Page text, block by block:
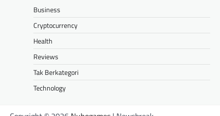
Business
Cryptocurrency
Health
Reviews
Tak Berkategori
Technology